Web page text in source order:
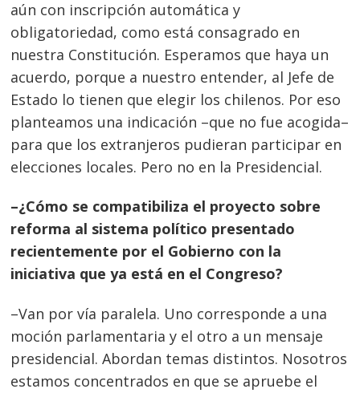
aún con inscripción automática y
obligatoriedad, como está consagrado en
nuestra Constitución. Esperamos que haya un
acuerdo, porque a nuestro entender, al Jefe de
Estado lo tienen que elegir los chilenos. Por eso
planteamos una indicación –que no fue acogida–
para que los extranjeros pudieran participar en
elecciones locales. Pero no en la Presidencial.
–¿Cómo se compatibiliza el proyecto sobre
reforma al sistema político presentado
recientemente por el Gobierno con la
iniciativa que ya está en el Congreso?
–Van por vía paralela. Uno corresponde a una
moción parlamentaria y el otro a un mensaje
presidencial. Abordan temas distintos. Nosotros
estamos concentrados en que se apruebe el